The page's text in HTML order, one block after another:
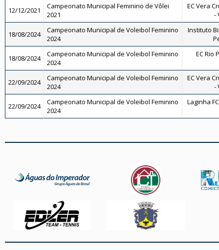
12/12/2021
Campeonato Municipal Feminino de Vôlei
2021
EC Vera
-
18/08/2024
Campeonato Municipal de Voleibol Feminino
2024
Instituto
18/08/2024
Campeonato Municipal de Voleibol Feminino
2024
EC Rio
22/09/2024
Campeonato Municipal de Voleibol Feminino
2024
EC Vera
-
22/09/2024
Campeonato Municipal de Voleibol Feminino
2024
Laginha